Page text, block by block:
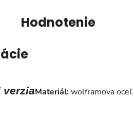
Hodnotenie
verziaMateriál:wolframova oceľ.